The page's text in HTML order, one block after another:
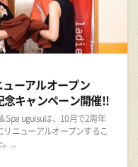
ーアルオープン
キャンペーン開催!!
Spa uguisuは、10月で2周年
リニューアルオープンするこ
...